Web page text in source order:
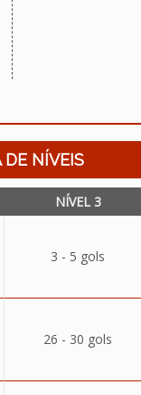
DE NÍVEIS
NÍVEL 3
3 - 5 gols
26 - 30 gols